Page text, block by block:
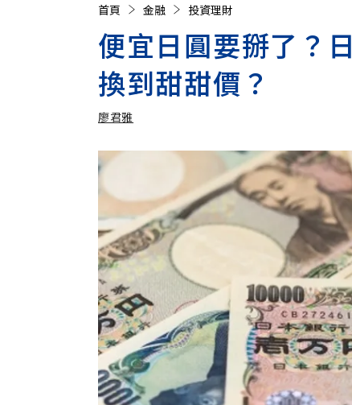
首頁 金融 投資理財
便宜日圓要掰了？
換到甜甜價？
廖君雅
加入追蹤